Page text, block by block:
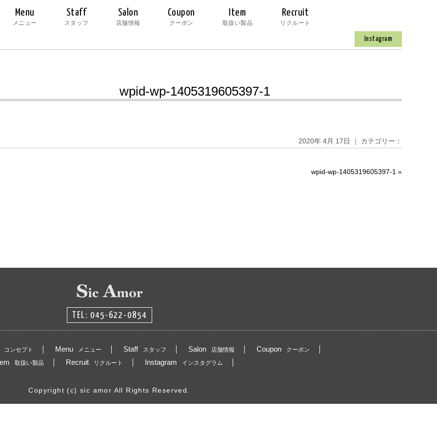
Menu
メニュー
Staff
スタッフ
Salon
店舗情報
Coupon
クーポン
Item
取扱い製品
Recruit
リクルート
Instagram
wpid-wp-1405319605397-1
2020年 4月 17日 ｜ カテゴリー：
wpid-wp-1405319605397-1 »
TEL: 045-622-0854
コンセプト Menu メニュー Staff スタッフ Salon 店舗情報 Coupon クーポン
取扱い製品 Recruit リクルート Instagram インスタグラム
Copyright (c) sic amor All Rights Reserved.